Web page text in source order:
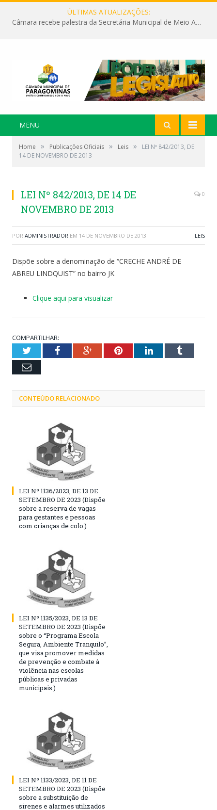
ÚLTIMAS ATUALIZAÇÕES:
Câmara recebe palestra da Secretária Municipal de Meio Ambiente sobre as ações da “SEMANA DO MEIO AMBIENTE”
MENU
Home » Publicações Oficiais » Leis »
LEI Nº 842/2013, DE
14 DE NOVEMBRO DE 2013
LEI Nº 842/2013, DE 14 DE
NOVEMBRO DE 2013
0
POR ADMINISTRADOR EM 14 DE NOVEMBRO DE 2013 LEIS
Dispõe sobre a denominação de “CRECHE ANDRÉ DE
ABREU LINDQUIST” no bairro JK
Clique aqui para visualizar
COMPARTILHAR:
TwitterFacebookGoogle+PinterestLinkedInTumblr
Email
CONTEÚDO RELACIONADO
LEI Nº 1136/2023, DE 13 DE
SETEMBRO DE 2023 (Dispõe
sobre a reserva de vagas
para gestantes e pessoas
com crianças de colo.)
LEI Nº 1135/2023, DE 13 DE
SETEMBRO DE 2023 (Dispõe
sobre o “Programa Escola
Segura, Ambiente Tranquilo”,
que visa promover medidas
de prevenção e combate à
violência nas escolas
públicas e privadas
municipais.)
LEI Nº 1133/2023, DE 11 DE
SETEMBRO DE 2023 (Dispõe
sobre a substituição de
sirenes e alarmes utilizados